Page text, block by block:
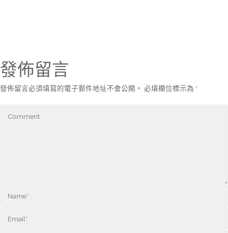
發佈留言
發佈留言必須填寫的電子郵件地址不會公開。 必填欄位標示為 *